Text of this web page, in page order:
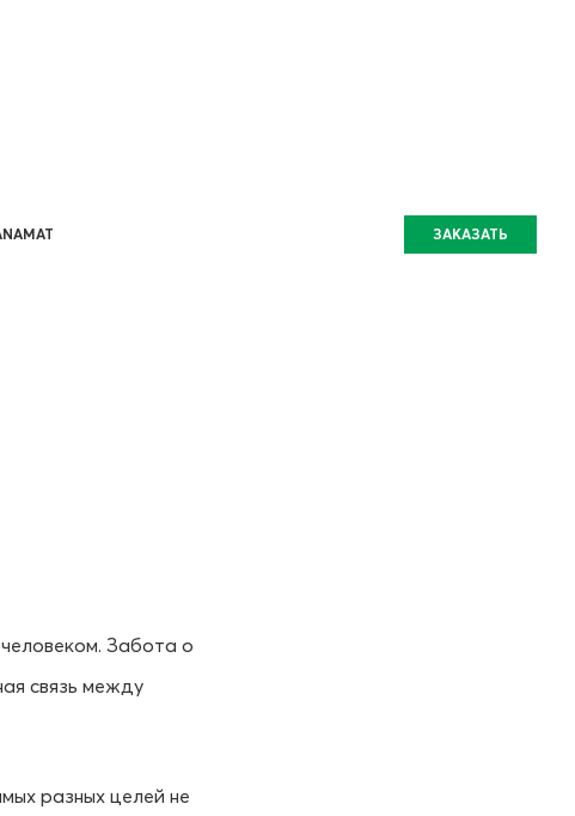
ЗАКАЗАТЬ
Забота о
связь между
разных целей не